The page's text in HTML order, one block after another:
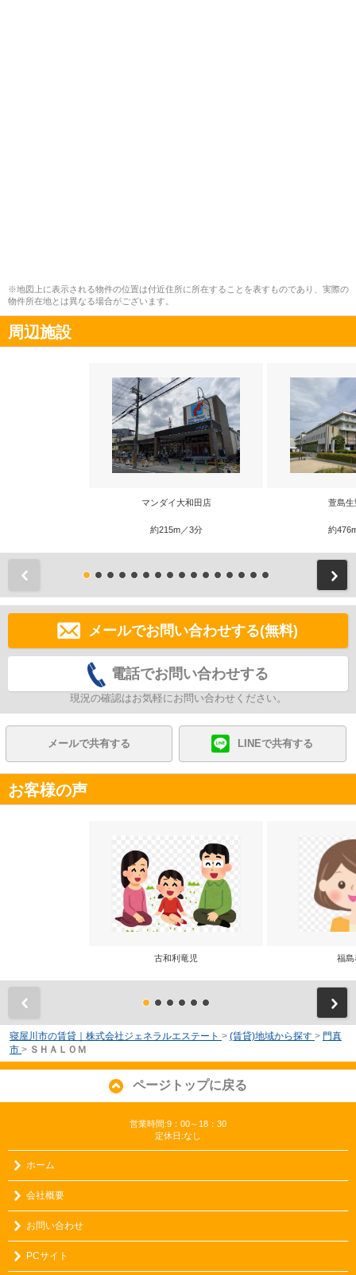
※地図上に表示される物件の位置は付近住所に所在することを表すものであり、実際の
物件所在地とは異なる場合がございます。
周辺施設
マンダイ大和田店
約215m／3分
萱島生
約
メールでお問い合わせする(無料)
電話でお問い合わせする
現況の確認はお気軽にお問い合わせください。
メールで共有する LINEで共有する
お客様の声
古和利竜児 福島
寝屋川市の賃貸｜株式会社ジェネラルエステート > (賃貸)地域から探す > 門真
市 > ＳＨＡＬＯＭ
ページトップに戻る
営業時間:9：00～18：30
定休日:なし
ホーム
会社概要
お問い合わせ
PCサイト